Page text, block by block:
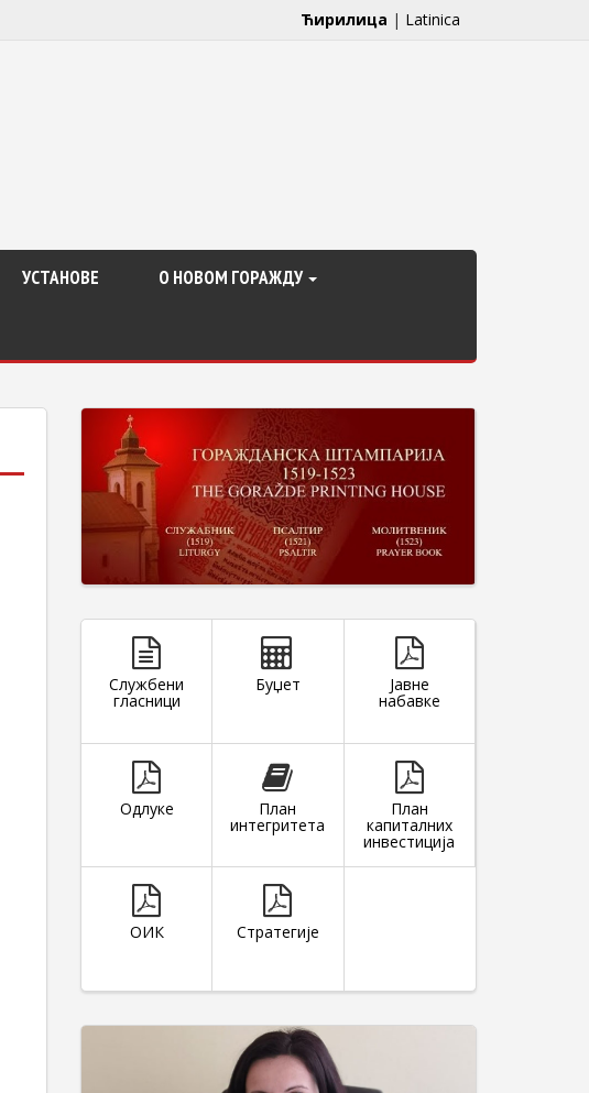
Ћирилица | Latinica
УСТАНОВЕ О НОВОМ ГОРАЖДУ
Службени
гласници
Буџет Јавне
набавке
Одлуке План
интегритета
План
капиталних
инвестиција
ОИК Стратегије